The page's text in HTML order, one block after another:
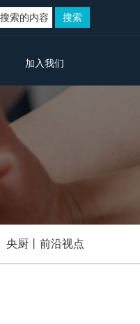
加入我们
央厨丨前沿视点